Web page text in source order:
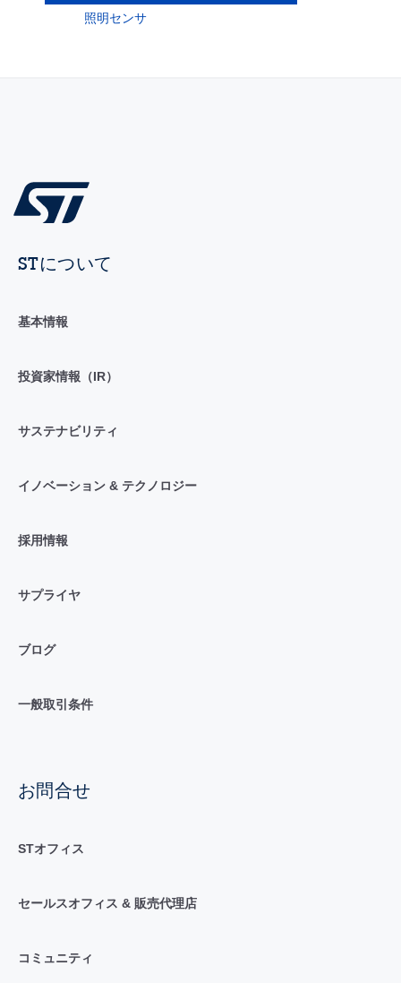
照明センサ
STについて
基本情報
投資家情報（IR）
サステナビリティ
イノベーション & テクノロジー
採用情報
サプライヤ
ブログ
一般取引条件
お問合せ
STオフィス
セールスオフィス & 販売代理店
コミュニティ